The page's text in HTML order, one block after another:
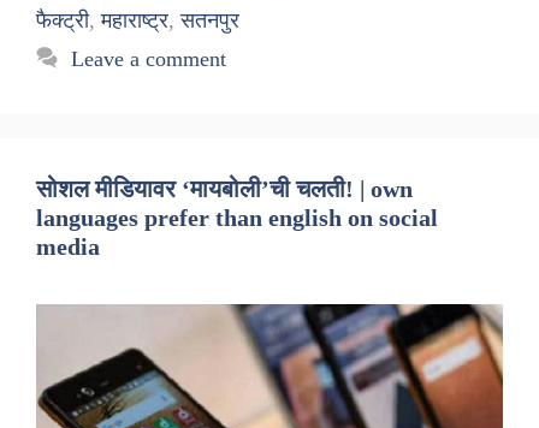
फैक्ट्री,महाराष्ट्र,सतनपुर
Leave a comment
सोशल मीडियावर ‘मायबोली’ची चलती! | own
languages prefer than english on social
media